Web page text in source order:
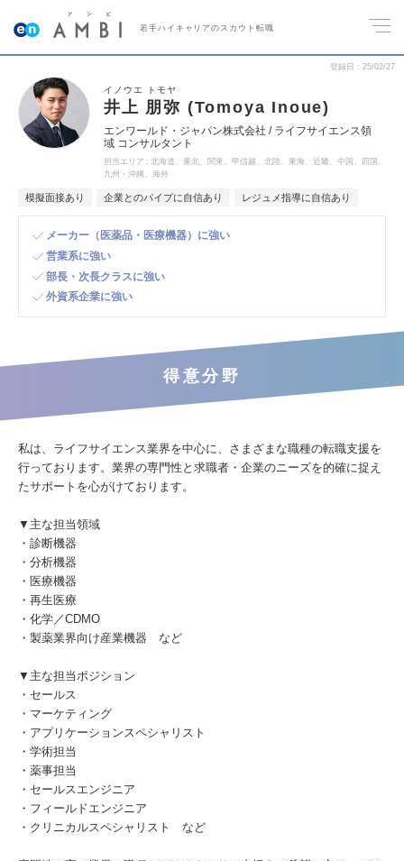
若手ハイキャリアのスカウト転職
登録日 25/02/27
イノウエ トモヤ
井上 朋弥 (Tomoya Inoue)
エンワールド・ジャパン株式会社 / ライフサイエンス領
域 コンサルタント
担当エリア
北海道、東北、関東、甲信越、北陸、東海、近畿、中国、四国、
九州・沖縄、海外
模擬面接あり 企業とのパイプに自信あり レジュメ指導に自信あり
メーカー（医薬品・医療機器）に強い
営業系に強い
部長・次長クラスに強い
外資系企業に強い
得意分野
私は、ライフサイエンス業界を中心に、さまざまな職種の転職支援を
行っております。業界の専門性と求職者・企業のニーズを的確に捉え
たサポートを心がけております。
▼主な担当領域
・診断機器
・分析機器
・医療機器
・再生医療
・化学／CDMO
・製薬業界向け産業機器 など
▼主な担当ポジション
・セールス
・マーケティング
・アプリケーションスペシャリスト
・学術担当
・薬事担当
・セールスエンジニア
・フィールドエンジニア
・クリニカルスペシャリスト など